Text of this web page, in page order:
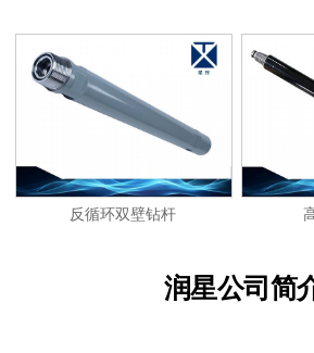
反循环双壁钻杆
润星公司简